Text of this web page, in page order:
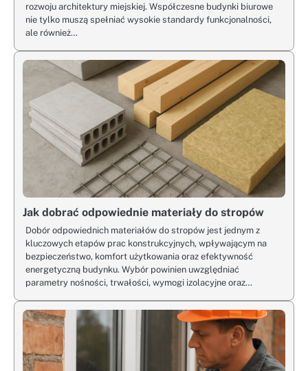
rozwoju architektury miejskiej. Współczesne budynki biurowe
nie tylko muszą spełniać wysokie standardy funkcjonalności,
ale również…
Jak dobrać odpowiednie materiały do stropów
Dobór odpowiednich materiałów do stropów jest jednym z
kluczowych etapów prac konstrukcyjnych, wpływającym na
bezpieczeństwo, komfort użytkowania oraz efektywność
energetyczną budynku. Wybór powinien uwzględniać
parametry nośności, trwałości, wymogi izolacyjne oraz…